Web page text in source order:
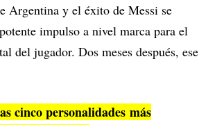
Argentina y el éxito de Messi se
impulso a nivel marca para el
del jugador. Dos meses después, ese
cinco personalidades más